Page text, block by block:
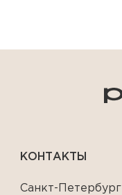
КОНТАКТЫ
Санкт-Петербург